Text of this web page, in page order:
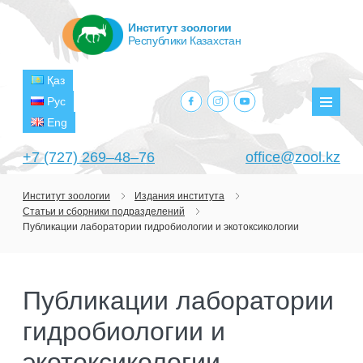
+7 (727) 269‒48‒76 office@zool.kz
Қаз
Рус
Eng
facebook.com
instagram.com
youtube.com
Институт зоологии
Республики Казахстан
ГЛАВНАЯ
РУКОВОДСТВО
СТРУКТУРА
ЛАБОРАТОРИИ
НАУЧНО-ИССЛЕДОВАТЕЛЬСКИЕ
ПРОЕКТЫ
ТЕКУЩИЕ ПРОЕКТЫ
Институт зоологии
Издания института
Статьи и сборники подразделений
Публикации лаборатории гидробиологии и экотоксикологии
Публикации лаборатории
гидробиологии и